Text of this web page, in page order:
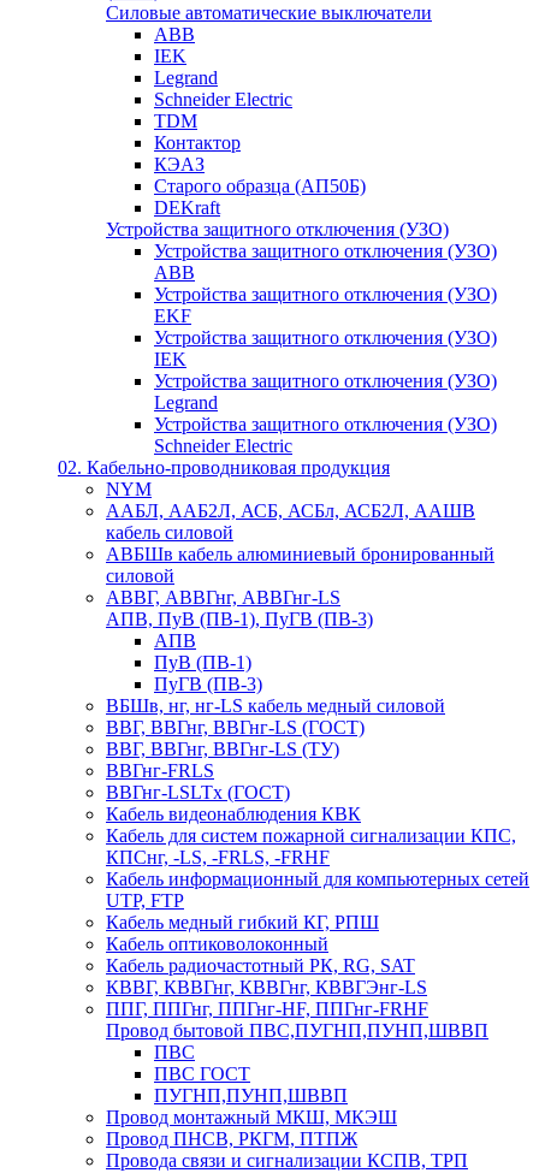
Силовые автоматические выключатели
ABB
IEK
Legrand
Schneider Electric
TDM
Контактор
КЭАЗ
Старого образца (АП50Б)
DEKraft
Устройства защитного отключения (УЗО)
Устройства защитного отключения (УЗО)
ABB
Устройства защитного отключения (УЗО)
EKF
Устройства защитного отключения (УЗО)
IEK
Устройства защитного отключения (УЗО)
Legrand
Устройства защитного отключения (УЗО)
Schneider Electric
02. Кабельно-проводниковая продукция
NYM
ААБЛ, ААБ2Л, АСБ, АСБл, АСБ2Л, ААШВ
кабель силовой
АВБШв кабель алюминиевый бронированный
силовой
АВВГ, АВВГнг, АВВГнг-LS
АПВ, ПуВ (ПВ-1), ПуГВ (ПВ-3)
АПВ
ПуВ (ПВ-1)
ПуГВ (ПВ-3)
ВБШв, нг, нг-LS кабель медный силовой
ВВГ, ВВГнг, ВВГнг-LS (ГОСТ)
ВВГ, ВВГнг, ВВГнг-LS (ТУ)
ВВГнг-FRLS
ВВГнг-LSLTx (ГОСТ)
Кабель видеонаблюдения КВК
Кабель для систем пожарной сигнализации КПС,
КПСнг, -LS, -FRLS, -FRHF
Кабель информационный для компьютерных сетей
UTP, FTP
Кабель медный гибкий КГ, РПШ
Кабель оптиковолоконный
Кабель радиочастотный РК, RG, SAT
КВВГ, КВВГнг, КВВГнг, КВВГЭнг-LS
ППГ, ППГнг, ППГнг-HF, ППГнг-FRHF
Провод бытовой ПВС,ПУГНП,ПУНП,ШВВП
ПВС
ПВС ГОСТ
ПУГНП,ПУНП,ШВВП
Провод монтажный МКШ, МКЭШ
Провод ПНСВ, РКГМ, ПТПЖ
Провода связи и сигнализации КСПВ, ТРП